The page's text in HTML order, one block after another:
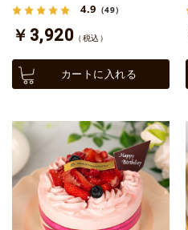
4.9 （49）
￥3,920 （税込）
カートに入れる